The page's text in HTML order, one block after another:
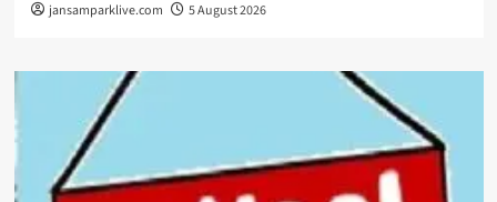
jansamparklive.com 5 August 2026